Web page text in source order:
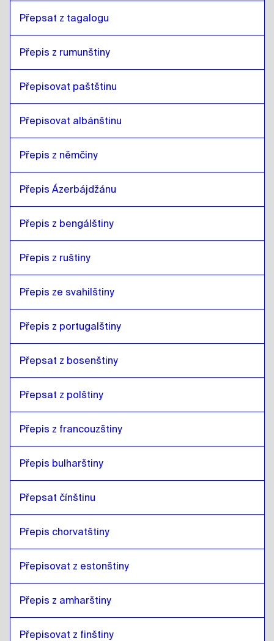
Přepsat z tagalogu
Přepis z rumunštiny
Přepisovat paštštinu
Přepisovat albánštinu
Přepis z němčiny
Přepis Ázerbájdžánu
Přepis z bengálštiny
Přepis z ruštiny
Přepis ze svahilštiny
Přepis z portugalštiny
Přepsat z bosenštiny
Přepsat z polštiny
Přepis z francouzštiny
Přepis bulharštiny
Přepsat čínštinu
Přepis chorvatštiny
Přepisovat z estonštiny
Přepis z amharštiny
Přepisovat z finštiny